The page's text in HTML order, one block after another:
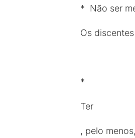
* Não ser
Os
*
Ter
, pelo